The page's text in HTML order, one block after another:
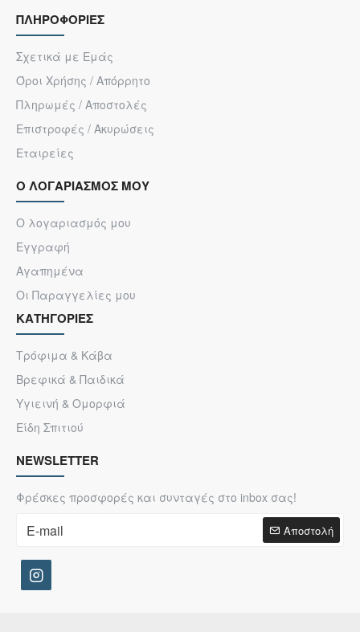
ΠΛΗΡΟΦΟΡΙΕΣ
Σχετικά με Εμάς
Όροι Χρήσης / Απόρρητο
Πληρωμές / Αποστολές
Επιστροφές / Ακυρώσεις
Εταιρείες
Ο ΛΟΓΑΡΙΑΣΜΟΣ ΜΟΥ
Ο λογαριασμός μου
Εγγραφή
Αγαπημένα
Οι Παραγγελίες μου
ΚΑΤΗΓΟΡΙΕΣ
Τρόφιμα & Κάβα
Βρεφικά & Παιδικά
Υγιεινή & Ομορφιά
Είδη Σπιτιού
NEWSLETTER
Φρέσκες προσφορές και συνταγές στο inbox σας!
Αποστολή